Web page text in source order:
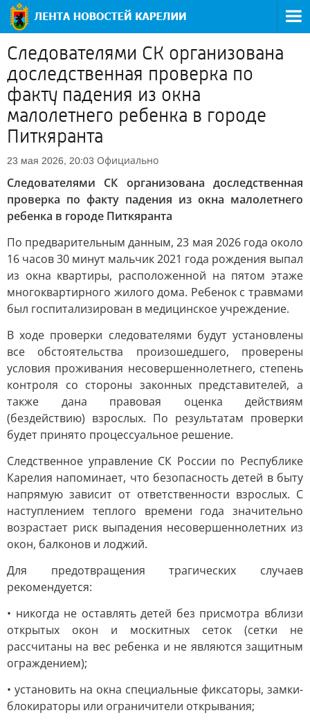
Следователями СК организована
доследственная проверка по
факту падения из окна
малолетнего ребенка в городе
Питкяранта
23 мая 2026, 20:03 Официально
Следователями СК организована доследственная
проверка по факту падения из окна малолетнего
ребенка в городе Питкяранта
По предварительным данным, 23 мая 2026 года около
16 часов 30 минут мальчик 2021 года рождения выпал
из окна квартиры, расположенной на пятом этаже
многоквартирного жилого дома. Ребенок с травмами
был госпитализирован в медицинское учреждение.
В ходе проверки следователями будут установлены
все обстоятельства произошедшего, проверены
условия проживания несовершеннолетнего, степень
контроля со стороны законных представителей, а
также дана правовая оценка действиям
(бездействию) взрослых. По результатам проверки
будет принято процессуальное решение.
Следственное управление СК России по Республике
Карелия напоминает, что безопасность детей в быту
напрямую зависит от ответственности взрослых. С
наступлением теплого времени года значительно
возрастает риск выпадения несовершеннолетних из
окон, балконов и лоджий.
Для предотвращения трагических случаев
рекомендуется:
• никогда не оставлять детей без присмотра вблизи
открытых окон и москитных сеток (сетки не
рассчитаны на вес ребенка и не являются защитным
ограждением);
• установить на окна специальные фиксаторы, замки-
блокираторы или ограничители открывания;